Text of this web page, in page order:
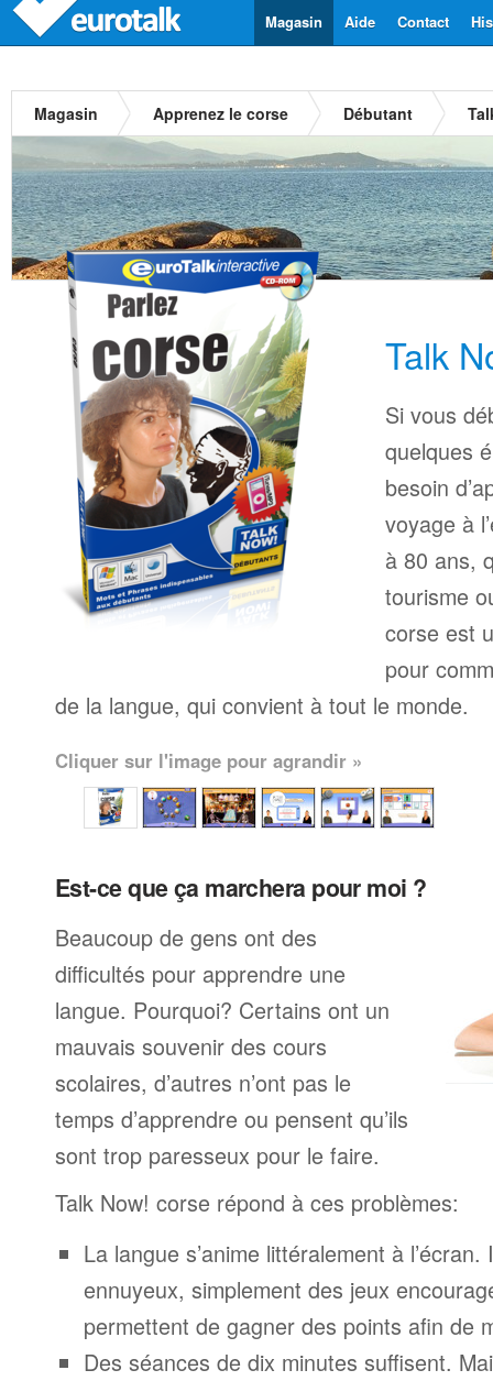
Contact
Aide
Magasin
Magasin Apprenez le corse Débutant
Talk
Si vous
quelques
besoin
voyage à
à 80 ans,
tourisme
corse est
pour
de la langue, qui convient à tout le monde.
Cliquer sur l'image pour agrandir »
Est-ce que ça marchera pour moi ?
Beaucoup de gens ont des
difficultés pour apprendre une
langue. Pourquoi? Certains ont un
mauvais souvenir des cours
scolaires, d’autres n’ont pas le
temps d’apprendre ou pensent qu’ils
sont trop paresseux pour le faire.
Talk Now! corse répond à ces problèmes:
La langue s’anime littéralement à l’écran.
ennuyeux, simplement des jeux
permettent de gagner des points afin de
Des séances de dix minutes suffisent.